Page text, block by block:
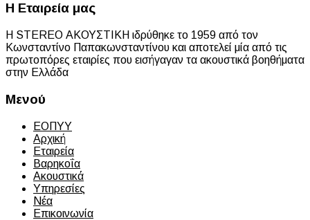
Η Εταιρεία μας
Η STEREO ΑΚΟΥΣΤΙΚΗ ιδρύθηκε το 1959 από τον
Κωνσταντίνο Παπακωνσταντίνου και αποτελεί μία από τις
πρωτοπόρες εταιρίες που εισήγαγαν τα ακουστικά βοηθήματα
στην Ελλάδα
Μενού
ΕΟΠΥΥ
Αρχική
Εταιρεία
Βαρηκοΐα
Ακουστικά
Υπηρεσίες
Νέα
Επικοινωνία